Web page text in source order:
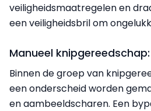
veiligheidsmaatregelen en
een veiligheidsbril om
Manueel
Binnen de groep van
een onderscheid worden
en aambeeldscharen. Een